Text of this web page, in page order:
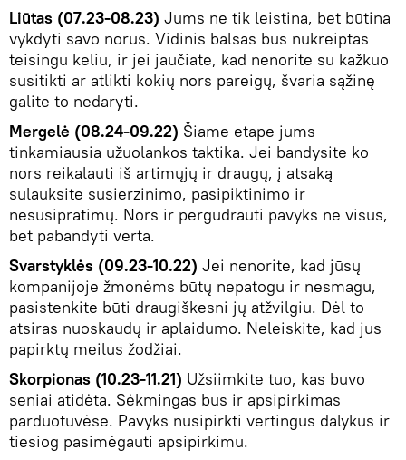
Liūtas (07.23-08.23) Jums ne tik leistina, bet būtina
vykdyti savo norus. Vidinis balsas bus nukreiptas
teisingu keliu, ir jei jaučiate, kad nenorite su kažkuo
susitikti ar atlikti kokių nors pareigų, švaria sąžinę
galite to nedaryti.
Mergelė (08.24-09.22) Šiame etape jums
tinkamiausia užuolankos taktika. Jei bandysite ko
nors reikalauti iš artimųjų ir draugų, į atsaką
sulauksite susierzinimo, pasipiktinimo ir
nesusipratimų. Nors ir pergudrauti pavyks ne visus,
bet pabandyti verta.
Svarstyklės (09.23-10.22) Jei nenorite, kad jūsų
kompanijoje žmonėms būtų nepatogu ir nesmagu,
pasistenkite būti draugiškesni jų atžvilgiu. Dėl to
atsiras nuoskaudų ir aplaidumo. Neleiskite, kad jus
papirktų meilus žodžiai.
Skorpionas (10.23-11.21) Užsiimkite tuo, kas buvo
seniai atidėta. Sėkmingas bus ir apsipirkimas
parduotuvėse. Pavyks nusipirkti vertingus dalykus ir
tiesiog pasimėgauti apsipirkimu.